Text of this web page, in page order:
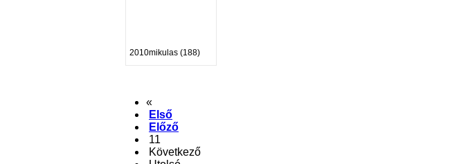
2010mikulas (188)
«
Első
Előző
11
Következő